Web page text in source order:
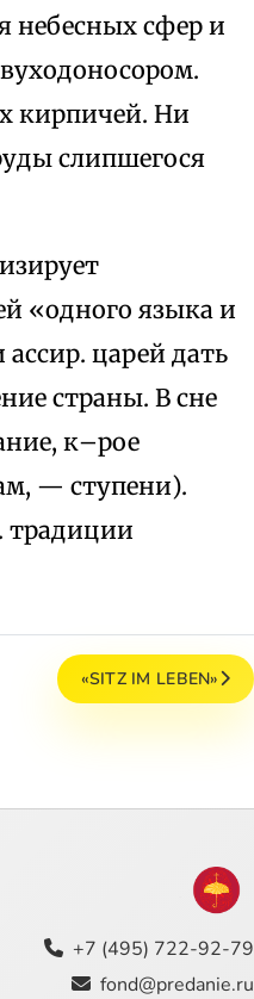
небесных сфер и
кирпичей. Ни
слипшегося
«одного языка и
царей дать
страны. В сне
к–рое
— ступени).
традиции
«SITZ IM LEBEN»
+7 (495) 722-92-79
fond@predanie.ru